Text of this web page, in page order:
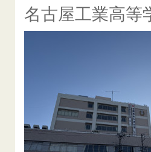
名古屋工業高等